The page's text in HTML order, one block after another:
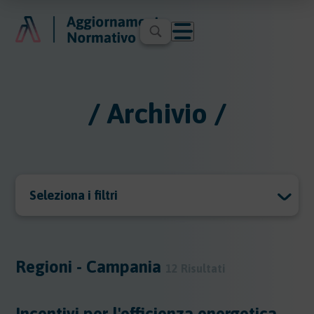
/ Archivio /
Seleziona i filtri
Regioni - Campania